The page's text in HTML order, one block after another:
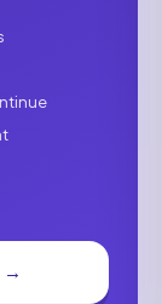
→